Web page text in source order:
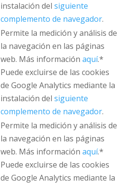
instalación del siguiente
complemento de navegador.
Permite la medición y análisis de
la navegación en las páginas
web. Más información aquí.*
Puede excluirse de las cookies
de Google Analytics mediante la
instalación del siguiente
complemento de navegador.
Permite la medición y análisis de
la navegación en las páginas
web. Más información aquí.*
Puede excluirse de las cookies
de Google Analytics mediante la